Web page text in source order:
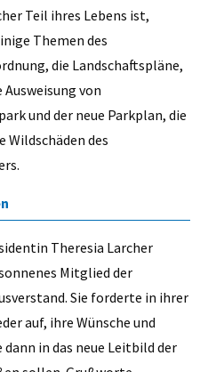
Teil ihres Lebens ist,
Themen des
die Landschaftspläne,
von
und der neue Parkplan, die
des
Theresia Larcher
Mitglied der
Sie forderte in ihrer
auf, ihre Wünsche und
in das neue Leitbild der